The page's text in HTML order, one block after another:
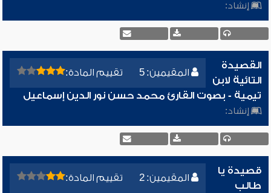
إنشاد:
المقيمين: 5 تقييم المادة:
القصيدة
التائية لابن
تيمية - بصوت القارئ محمد حسن نور الدين إسماعيل
إنشاد:
المقيمين: 2 تقييم المادة:
قصيدة يا
طالب